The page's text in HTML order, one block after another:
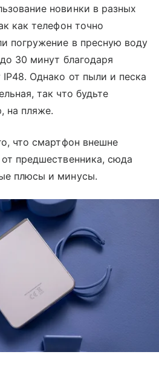
новинки в разных
как телефон точно
погружение в пресную воду
30 минут благодаря
Однако от пыли и песка
так что будьте
на пляже.
что смартфон внешне
предшественника, сюда
плюсы и минусы.